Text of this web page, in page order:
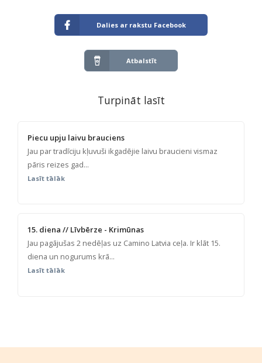
Dalies ar rakstu Facebook
Atbalstīt
Turpināt lasīt
Piecu upju laivu brauciens
Jau par tradīciju kļuvuši ikgadējie laivu braucieni vismaz
pāris reizes gad...
Lasīt tālāk
15. diena // Līvbērze - Krimūnas
Jau pagājušas 2 nedēļas uz Camino Latvia ceļa. Ir klāt 15.
diena un nogurums krā...
Lasīt tālāk